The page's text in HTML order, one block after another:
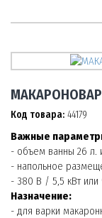
Код товара: 44179
Важные
- объем ванны 26 л.
- напольное
- 380 В / 5,5 кВт или
Назначение:
- для варки